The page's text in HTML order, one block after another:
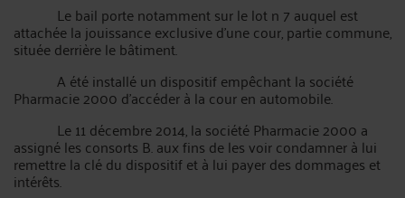
Le bail porte notamment sur le lot n 7 auquel est
attachée la jouissance exclusive d’une cour, partie commune,
située derrière le bâtiment.
A été installé un dispositif empêchant la société
Pharmacie 2000 d’accéder à la cour en automobile.
Le 11 décembre 2014, la société Pharmacie 2000 a
assigné les consorts B. aux fins de les voir condamner à lui
remettre la clé du dispositif et à lui payer des dommages et
intérêts.